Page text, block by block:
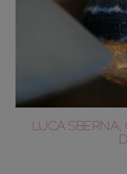
LUCA SBERNA,